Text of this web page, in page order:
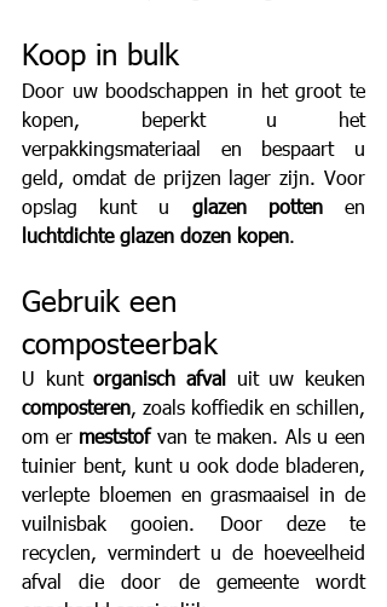
Koop in bulk
Door uw boodschappen in het groot te
kopen, beperkt u het
verpakkingsmateriaal en bespaart u
geld, omdat de prijzen lager zijn. Voor
opslag kunt u glazen potten
luchtdichte glazen dozen kopen.
Gebruik een
composteerbak
U kunt organisch afval
composteren, zoals koffiedik en schillen,
om er meststof van te maken. Als u een
tuinier bent, kunt u ook dode bladeren,
verlepte bloemen en grasmaaisel in de
vuilnisbak gooien. Door deze te
recyclen, vermindert u de hoeveelheid
afval die door de gemeente wordt